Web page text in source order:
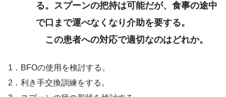
る。スプーンの把持は可能だが、食事の途中
で口まで運べなくなり介助を要する。
この患者への対応で適切なのはどれか。
1．BFOの使用を検討する。
2．利き手交換訓練をする。